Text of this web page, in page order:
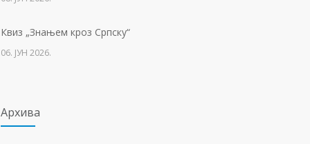
22. МАРТ 2021.
Квиз „Знањем кроз Српску“
06. ЈУН 2026.
Архива
Архива